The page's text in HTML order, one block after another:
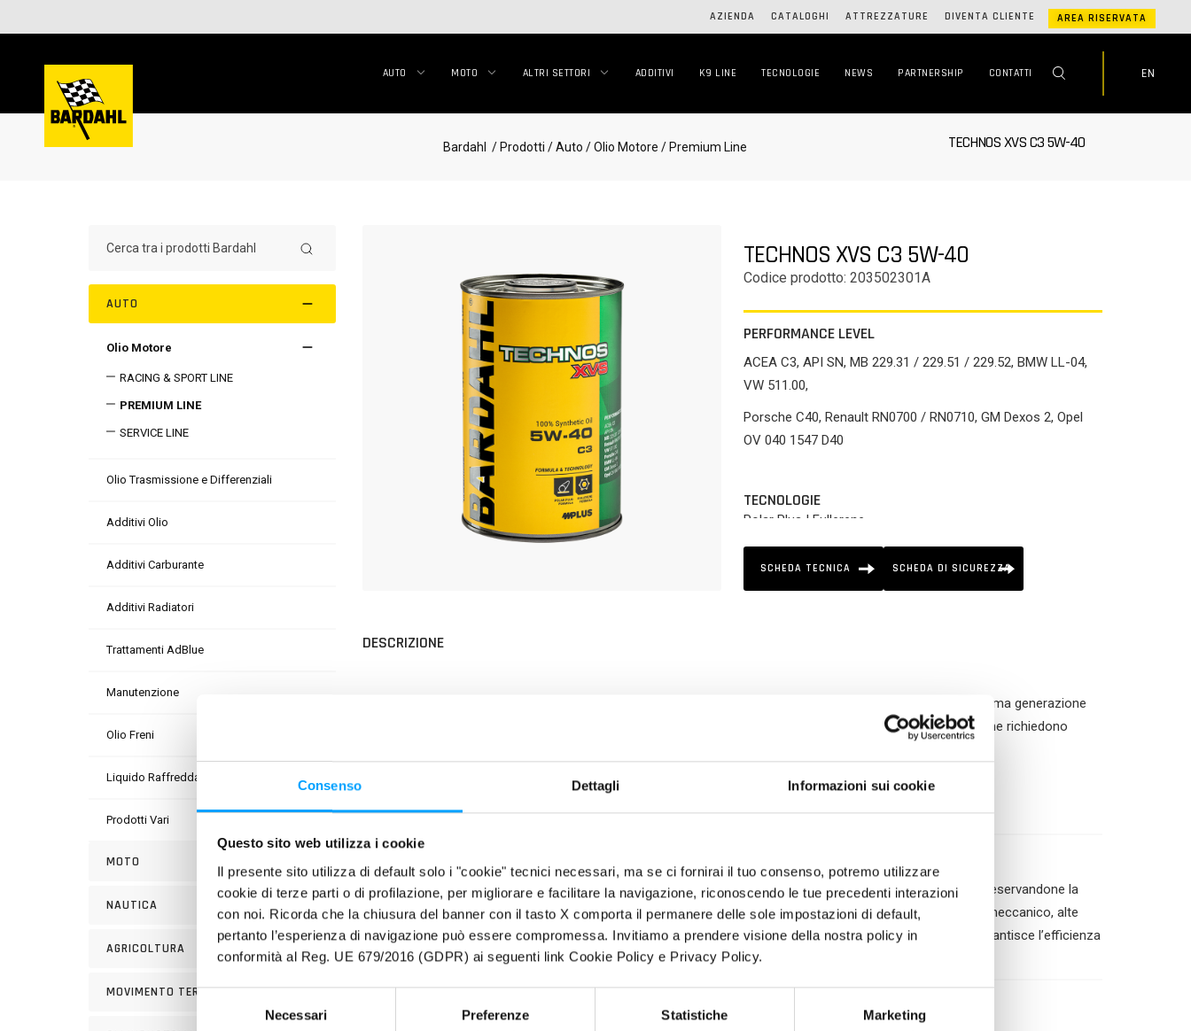
Consenso Dettagli Informazioni sui cookie
Questo sito web utilizza i cookie
Il presente sito utilizza di default solo i "cookie" tecnici necessari, ma se ci fornirai il tuo consenso, potremo utilizzare
cookie di terze parti o di profilazione, per migliorare e facilitare la navigazione, riconoscendo le tue precedenti interazioni
con noi. Ricorda che la chiusura del banner con il tasto X comporta il permanere delle sole impostazioni di default,
pertanto l’esperienza di navigazione può essere compromessa. Invitiamo a prendere visione della nostra policy in
conformità al Reg. UE 679/2016 (GDPR) ai seguenti link Cookie Policy e Privacy Policy.
S
Necessari Preferenze Statistiche Marketing
AZIENDA CATALOGHI ATTREZZATURE DIVENTA CLIENTE AREA RISERVATA
AUTO MOTO ALTRI SETTORI ADDITIVI K9 LINE TECNOLOGIE NEWS PARTNERSHIP CONTATTI EN
Bardahl / Prodotti / Auto / Olio Motore / Premium Line TECHNOS XVS C3 5W-40
AUTO
Olio Motore
RACING & SPORT LINE
PREMIUM LINE
SERVICE LINE
Olio Trasmissione e Differenziali
Additivi Olio
Additivi Carburante
Additivi Radiatori
Trattamenti AdBlue
Manutenzione
Olio Freni
Liquido Raffreddamento
Prodotti Vari
MOTO
NAUTICA
AGRICOLTURA
MOVIMENTO TERRA
TECHNOS XVS C3 5W-40
Codice prodotto: 203502301A
PERFORMANCE LEVEL
ACEA C3, API SN, MB 229.31 / 229.51 / 229.52, BMW LL-04,
VW 511.00,
Porsche C40, Renault RN0700 / RN0710, GM Dexos 2, Opel
OV 040 1547 D40
TECNOLOGIE
Polar Plus | Fullerene
SCHEDA TECNICA SCHEDA DI SICUREZZA
DESCRIZIONE
mid SAPS, per veicoli benzina e diesel di ultima generazione
equipaggiati con sistemi di post-trattamento dei gas di scarico. Studiato per motori ad elevate prestazioni che richiedono
BardahlXVS technology– eXtra Viscosity Shield – garantisce un’elevata robustezza del film lubrificante, preservandone la
stabilità contro il degrado termo-ossidativo e assicurando l'ottimale viscosità anche in condizioni di stress meccanico, alte
temperature e diluizione da carburante. Al contempo, l’additivazione mSAPS a basso contenuto di ceneri garantisce l’efficienza
prolungata dei sistemi di post-trattamento dei gas di scarico.